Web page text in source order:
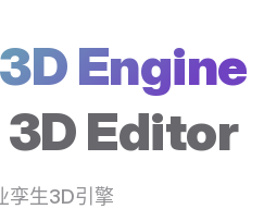
Engine
Editor
孪生3D引擎